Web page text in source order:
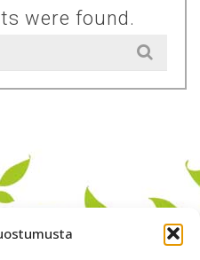
were found.